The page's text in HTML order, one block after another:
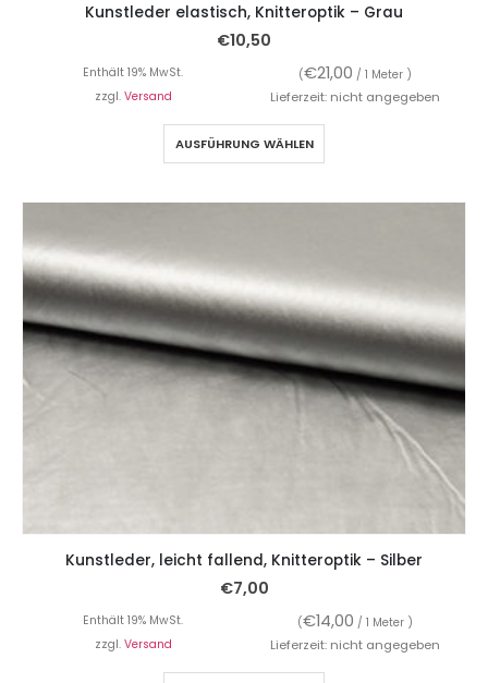
Kunstleder elastisch, Knitteroptik – Grau
€10,50
Enthält 19% MwSt. (€21,00 / 1 Meter )
zzgl. Versand Lieferzeit: nicht angegeben
AUSFÜHRUNG WÄHLEN
Kunstleder, leicht fallend, Knitteroptik – Silber
€7,00
Enthält 19% MwSt. (€14,00 / 1 Meter )
zzgl. Versand Lieferzeit: nicht angegeben